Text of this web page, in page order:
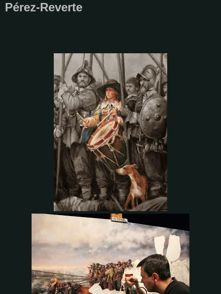
Pérez-Reverte